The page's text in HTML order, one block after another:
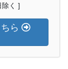
く ]
ら